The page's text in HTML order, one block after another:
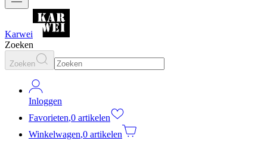
Karwei
Zoeken
Zoeken
Inloggen
Favorieten,0 artikelen
Winkelwagen,0 artikelen